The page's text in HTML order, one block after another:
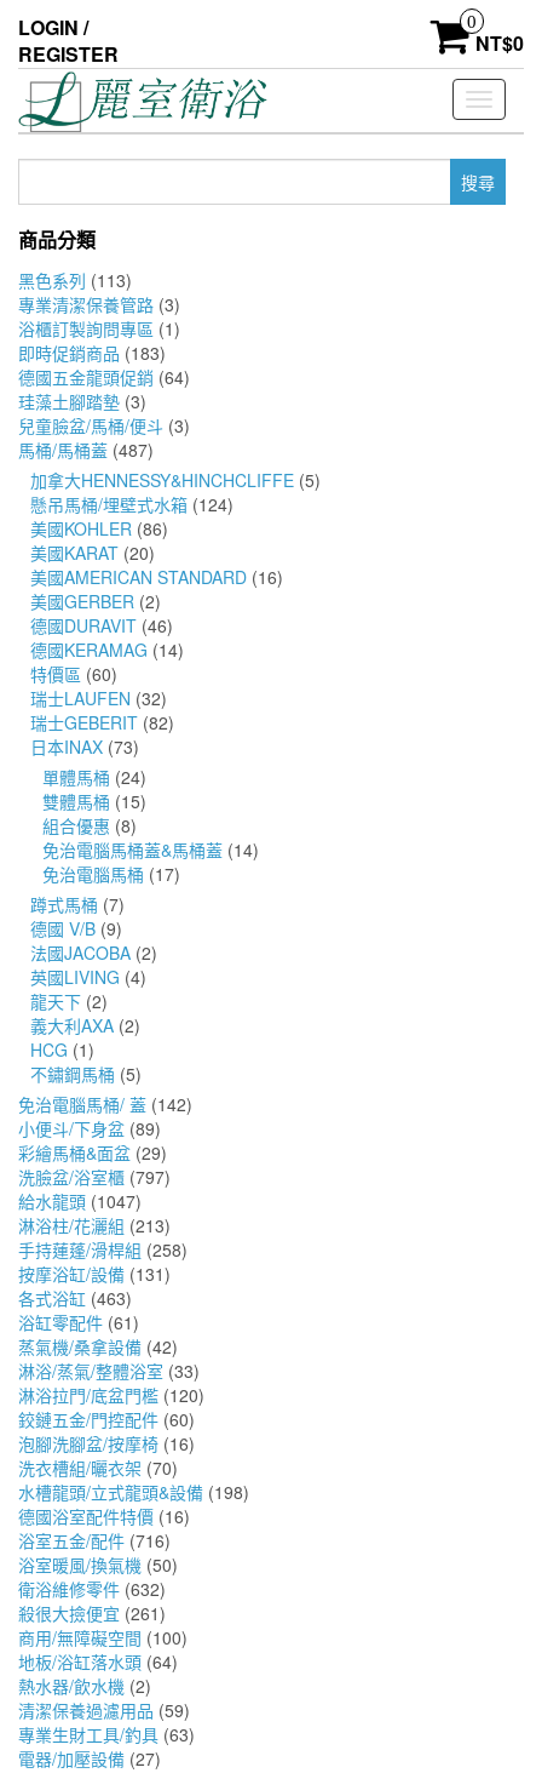
the
content
LOGIN /
REGISTER
0
NT$0
Toggle
鍵
商品分類
黑色系列 (113)
專業清潔保養管路 (3)
浴櫃訂製詢問專區 (1)
即時促銷商品 (183)
德國五金龍頭促銷 (64)
珪藻土腳踏墊 (3)
兒童臉盆/馬桶/便斗 (3)
馬桶/馬桶蓋 (487)
加拿大HENNESSY&HINCHCLIFFE (5)
懸吊馬桶/埋壁式水箱 (124)
美國KOHLER (86)
美國KARAT (20)
美國AMERICAN STANDARD (16)
美國GERBER (2)
德國DURAVIT (46)
德國KERAMAG (14)
特價區 (60)
瑞士LAUFEN (32)
瑞士GEBERIT (82)
日本INAX (73)
單體馬桶 (24)
雙體馬桶 (15)
組合優惠 (8)
免治電腦馬桶蓋&馬桶蓋 (14)
免治電腦馬桶 (17)
蹲式馬桶 (7)
德國 V/B (9)
法國JACOBA (2)
英國LIVING (4)
龍天下 (2)
義大利AXA (2)
HCG (1)
不鏽鋼馬桶 (5)
免治電腦馬桶/ 蓋 (142)
小便斗/下身盆 (89)
彩繪馬桶&面盆 (29)
洗臉盆/浴室櫃 (797)
給水龍頭 (1047)
淋浴柱/花灑組 (213)
手持蓮蓬/滑桿組 (258)
按摩浴缸/設備 (131)
各式浴缸 (463)
浴缸零配件 (61)
蒸氣機/桑拿設備 (42)
淋浴/蒸氣/整體浴室 (33)
淋浴拉門/底盆門檻 (120)
鉸鏈五金/門控配件 (60)
泡腳洗腳盆/按摩椅 (16)
洗衣槽組/曬衣架 (70)
水槽龍頭/立式龍頭&設備 (198)
德國浴室配件特價 (16)
浴室五金/配件 (716)
浴室暖風/換氣機 (50)
衛浴維修零件 (632)
殺很大撿便宜 (261)
商用/無障礙空間 (100)
地板/浴缸落水頭 (64)
熱水器/飲水機 (2)
清潔保養過濾用品 (59)
專業生財工具/釣具 (63)
電器/加壓設備 (27)